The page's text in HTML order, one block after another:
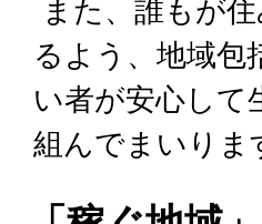
また、誰もが
るよう、地域包
い者が安心して
組んでまいりま